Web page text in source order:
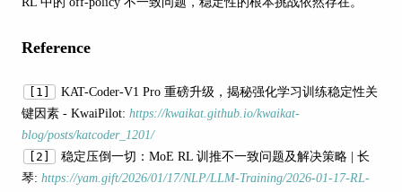
Reference
[1]
KAT-Coder-V1 Pro 重磅升级，揭秘强化学习训练稳定性关
键因素 - KwaiPilot: https://kwaikat.github.io/kwaikat-
blog/posts/katcoder_1201/
[2]
稳定压倒一切：MoE RL 训推不一致问题及解决策略 | 长
琴: https://yam.gift/2026/01/17/NLP/LLM-Training/2026-01-17-RL-